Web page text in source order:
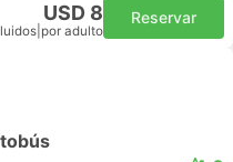
USD 8
por adulto
Reservar